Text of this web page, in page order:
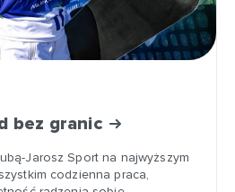
bez granic
Jarosz Sport na najwyższym
codzienna praca,